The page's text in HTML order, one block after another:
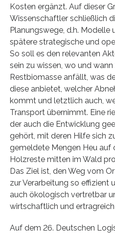
Kosten ergänzt. Auf dieser
Wissenschaftler schließlich
Planungswege, d.h. Modelle
spätere strategische und
So soll es den relevanten
sein zu wissen, wo und
Restbiomasse anfällt, was
diese anbietet, welcher
kommt und letztlich auch,
Transport übernimmt. Eine
der auch die Entwicklung
gehört, mit deren Hilfe sich
gemeldete Mengen Heu auf
Holzreste mitten im Wald
Das Ziel ist, den Weg vom
zur Verarbeitung so effizient
auch ökologisch vertretbar
wirtschaftlich und
Auf dem 26. Deutschen